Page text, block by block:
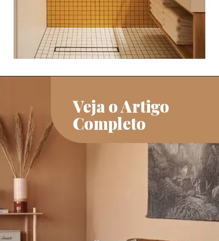
Veja o Artigo
Completo